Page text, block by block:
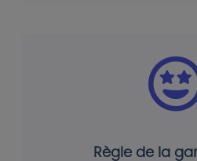
Règle de la